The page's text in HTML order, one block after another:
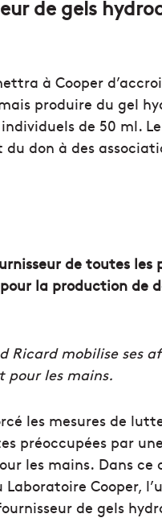
de gels
à Cooper
produire du gel
de 50 ml.
du don à des
de toutes les
la production de
Ricard mobilise ses
pour les mains.
les mesures de
préoccupées par
les mains. Dans
Cooper,
de gels